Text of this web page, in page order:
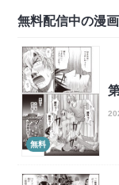
無料配信中の漫画
無料